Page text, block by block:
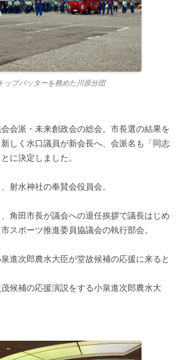
ップバッターを務めた川原分団
派・未来創政会の総会。市長選の結果を
しく水口議員が新会長へ、会派名も「同志
に決定しました。
水神社の奉賛会役員会。
田市長が議会への退任挨拶で議長はじめ
スポーツ推進委員協議会の執行部会。
進次郎農水大臣が堂故候補の応援に来ると
候補の応援演説をする小泉進次郎農水大